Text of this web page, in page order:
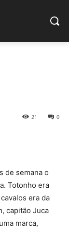
0
21
de semana o
Totonho era
era da
capitão Juca
marca,